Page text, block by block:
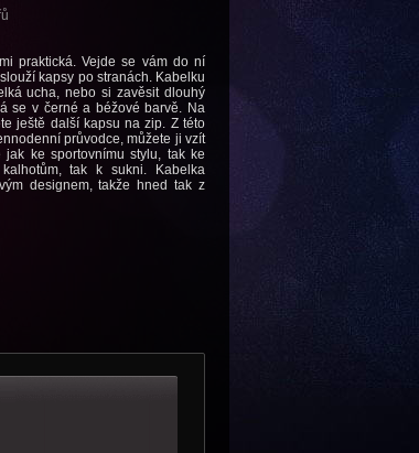
praktická. Vejde se vám do ní
kapsy po stranách. Kabelku
ucha, nebo si zavěsit dlouhý
se v černé a béžové barvě. Na
ještě další kapsu na zip. Z této
průvodce, můžete ji vzít
ke sportovnímu stylu, tak ke
tak k sukni. Kabelka
designem, takže hned tak z